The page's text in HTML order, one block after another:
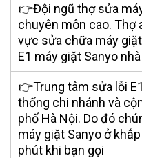
👉Đội ngũ thợ sửa
chuyên môn cao. Thợ
vực sửa chữa máy
E1 máy giặt Sanyo
👉Trung tâm sửa lỗi
thống chi nhánh và
phố Hà Nội. Do đó
máy giặt Sanyo ở
phút khi bạn gọi